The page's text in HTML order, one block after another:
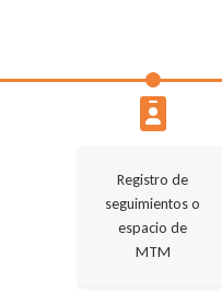
Registro de
seguimientos o
espacio de
MTM